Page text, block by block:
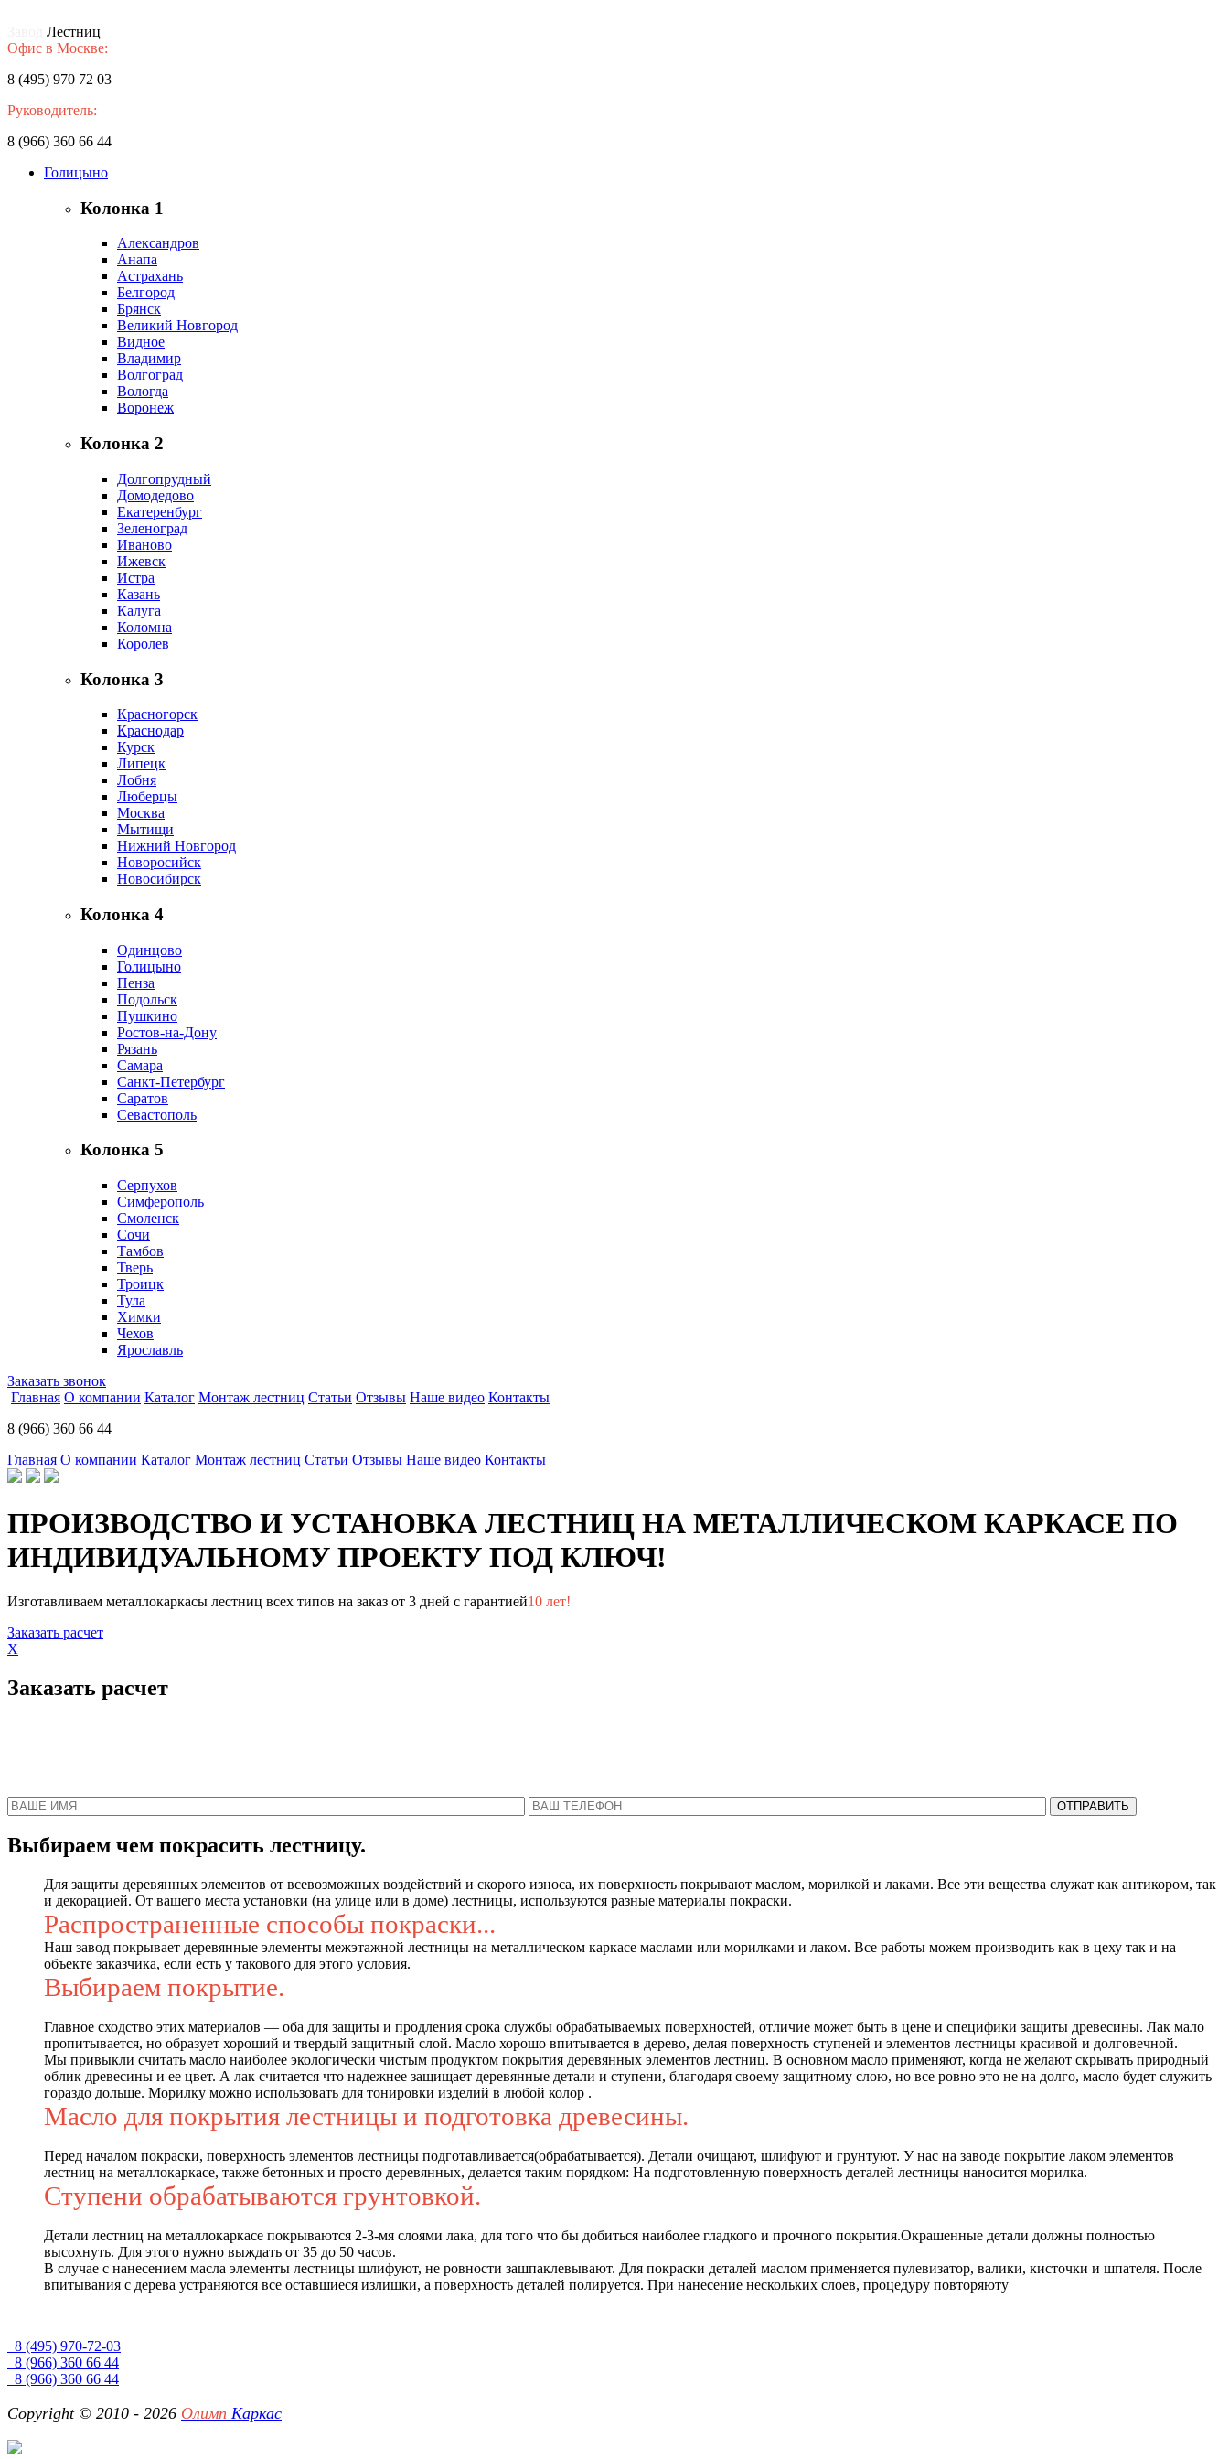
Лестниц
Офис в Москве:
8 (495) 970 72 03
Руководитель:
8 (966) 360 66 44
Голицыно
Колонка 1
Александров
Анапа
Астрахань
Белгород
Брянск
Великий Новгород
Видное
Владимир
Волгоград
Вологда
Воронеж
Колонка 2
Долгопрудный
Домодедово
Екатеренбург
Зеленоград
Иваново
Ижевск
Истра
Казань
Калуга
Коломна
Королев
Колонка 3
Красногорск
Краснодар
Курск
Липецк
Лобня
Люберцы
Москва
Мытищи
Нижний Новгород
Новоросийск
Новосибирск
Колонка 4
Одинцово
Голицыно
Пенза
Подольск
Пушкино
Ростов-на-Дону
Рязань
Самара
Санкт-Петербург
Саратов
Севастополь
Колонка 5
Серпухов
Симферополь
Смоленск
Сочи
Тамбов
Тверь
Троицк
Тула
Химки
Чехов
Ярославль
Заказать звонок
Главная О компании Каталог Монтаж лестниц Статьи Отзывы Наше видео Контакты
8 (966) 360 66 44
Главная О компании Каталог Монтаж лестниц Статьи Отзывы Наше видео Контакты
ПРОИЗВОДСТВО И УСТАНОВКА ЛЕСТНИЦ НА МЕТАЛЛИЧЕСКОМ КАРКАСЕ ПО
ИНДИВИДУАЛЬНОМУ ПРОЕКТУ ПОД КЛЮЧ!
Изготавливаем металлокаркасы лестниц всех типов на заказ от 3 дней с гарантией10 лет!
Заказать расчет
X
Заказать расчет
Выбираем чем покрасить лестницу.
Для защиты деревянных элементов от всевозможных воздействий и скорого износа, их поверхность покрывают маслом, морилкой и лаками. Все эти вещества служат как антикором, так
и декорацией. От вашего места установки (на улице или в доме) лестницы, используются разные материалы покраски.
Распространенные способы покраски...
Наш завод покрывает деревянные элементы межэтажной лестницы на металлическом каркасе маслами или морилками и лаком. Все работы можем производить как в цеху так и на
объекте заказчика, если есть у такового для этого условия.
Выбираем покрытие.
Главное сходство этих материалов — оба для защиты и продления срока службы обрабатываемых поверхностей, отличие может быть в цене и специфики защиты древесины. Лак мало
пропитывается, но образует хороший и твердый защитный слой. Масло хорошо впитывается в дерево, делая поверхность ступеней и элементов лестницы красивой и долговечной.
Мы привыкли считать масло наиболее экологически чистым продуктом покрытия деревянных элементов лестниц. В основном масло применяют, когда не желают скрывать природный
облик древесины и ее цвет. А лак считается что надежнее защищает деревянные детали и ступени, благодаря своему защитному слою, но все ровно это не на долго, масло будет служить
гораздо дольше. Морилку можно использовать для тонировки изделий в любой колор .
Масло для покрытия лестницы и подготовка древесины.
Перед началом покраски, поверхность элементов лестницы подготавливается(обрабатывается). Детали очищают, шлифуют и грунтуют. У нас на заводе покрытие лаком элементов
лестниц на металлокаркасе, также бетонных и просто деревянных, делается таким порядком: На подготовленную поверхность деталей лестницы наносится морилка.
Ступени обрабатываются грунтовкой.
Детали лестниц на металлокаркасе покрываются 2-3-мя слоями лака, для того что бы добиться наиболее гладкого и прочного покрытия.Окрашенные детали должны полностью
высохнуть. Для этого нужно выждать от 35 до 50 часов.
В случае с нанесением масла элементы лестницы шлифуют, не ровности зашпаклевывают. Для покраски деталей маслом применяется пулевизатор, валики, кисточки и шпателя. После
впитывания с дерева устраняются все оставшиеся излишки, а поверхность деталей полируется. При нанесение нескольких слоев, процедуру повторяюту
8 (495) 970-72-03
8 (966) 360 66 44
8 (966) 360 66 44
Copyright © 2010 - 2026 Олимп Каркас